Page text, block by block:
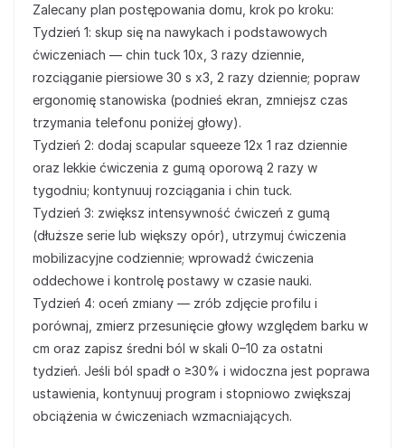
Zalecany plan postępowania domu, krok po kroku:
Tydzień 1: skup się na nawykach i podstawowych
ćwiczeniach — chin tuck 10x, 3 razy dziennie,
rozciąganie piersiowe 30 s x3, 2 razy dziennie; popraw
ergonomię stanowiska (podnieś ekran, zmniejsz czas
trzymania telefonu poniżej głowy).
Tydzień 2: dodaj scapular squeeze 12x 1 raz dziennie
oraz lekkie ćwiczenia z gumą oporową 2 razy w
tygodniu; kontynuuj rozciągania i chin tuck.
Tydzień 3: zwiększ intensywność ćwiczeń z gumą
(dłuższe serie lub większy opór), utrzymuj ćwiczenia
mobilizacyjne codziennie; wprowadź ćwiczenia
oddechowe i kontrolę postawy w czasie nauki.
Tydzień 4: oceń zmiany — zrób zdjęcie profilu i
porównaj, zmierz przesunięcie głowy względem barku w
cm oraz zapisz średni ból w skali 0–10 za ostatni
tydzień. Jeśli ból spadł o ≥30% i widoczna jest poprawa
ustawienia, kontynuuj program i stopniowo zwiększaj
obciążenia w ćwiczeniach wzmacniających.